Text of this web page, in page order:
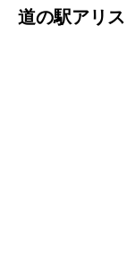
道の駅アリ